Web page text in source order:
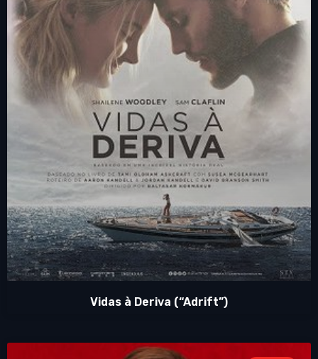
Vidas à Deriva (“Adrift”)